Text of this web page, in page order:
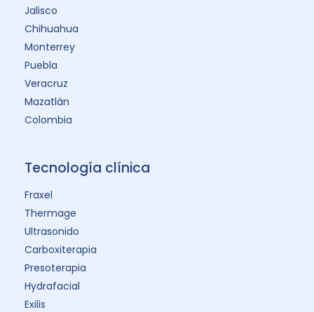
Jalisco
Chihuahua
Monterrey
Puebla
Veracruz
Mazatlán
Colombia
Tecnología clínica
Fraxel
Thermage
Ultrasonido
Carboxiterapia
Presoterapia
Hydrafacial
Exilis